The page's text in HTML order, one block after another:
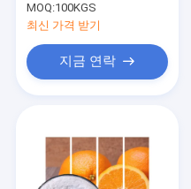
MOQ:100KGS
최신 가격 받기
지금 연락